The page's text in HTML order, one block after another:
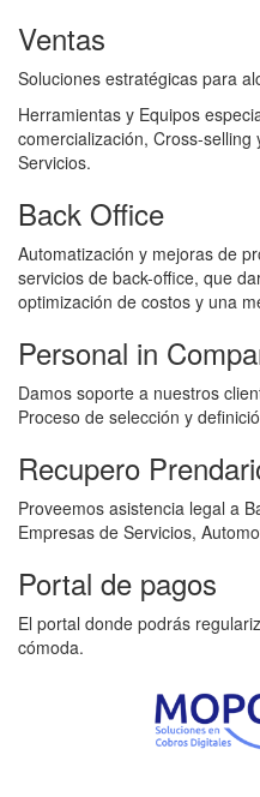
Ventas
Soluciones estratégicas para
Herramientas y Equipos
comercialización, Cross-
Servicios.
Back Office
Automatización y mejoras de
servicios de back-office, que
optimización de costos y una
Personal in
Damos soporte a nuestros
Proceso de selección y
Recupero
Proveemos asistencia legal a
Empresas de Servicios,
Portal de pagos
El portal donde podrás
cómoda.